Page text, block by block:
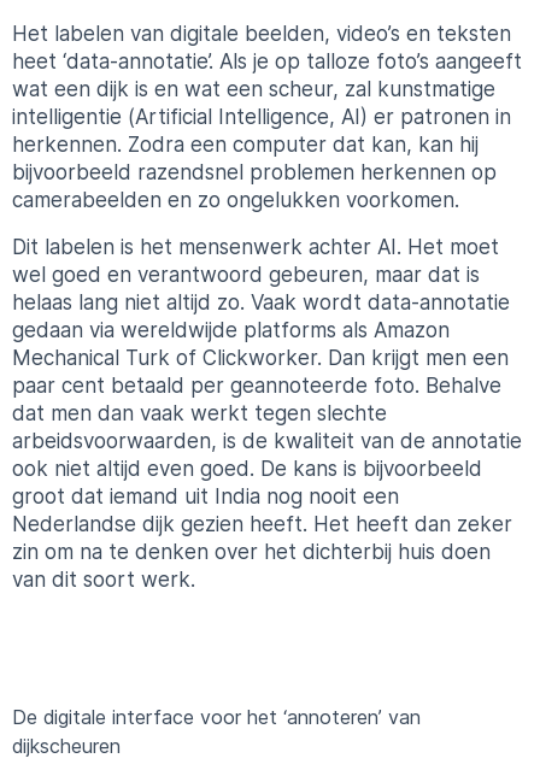
Het labelen van digitale beelden, video’s en teksten
heet ‘data-annotatie’. Als je op talloze foto’s aangeeft
wat een dijk is en wat een scheur, zal kunstmatige
intelligentie (Artificial Intelligence, AI) er patronen in
herkennen. Zodra een computer dat kan, kan hij
bijvoorbeeld razendsnel problemen herkennen op
camerabeelden en zo ongelukken voorkomen.
Dit labelen is het mensenwerk achter AI. Het moet
wel goed en verantwoord gebeuren, maar dat is
helaas lang niet altijd zo. Vaak wordt data-annotatie
gedaan via wereldwijde platforms als Amazon
Mechanical Turk of Clickworker. Dan krijgt men een
paar cent betaald per geannoteerde foto. Behalve
dat men dan vaak werkt tegen slechte
arbeidsvoorwaarden, is de kwaliteit van de annotatie
ook niet altijd even goed. De kans is bijvoorbeeld
groot dat iemand uit India nog nooit een
Nederlandse dijk gezien heeft. Het heeft dan zeker
zin om na te denken over het dichterbij huis doen
van dit soort werk.
De digitale interface voor het ‘annoteren’ van
dijkscheuren